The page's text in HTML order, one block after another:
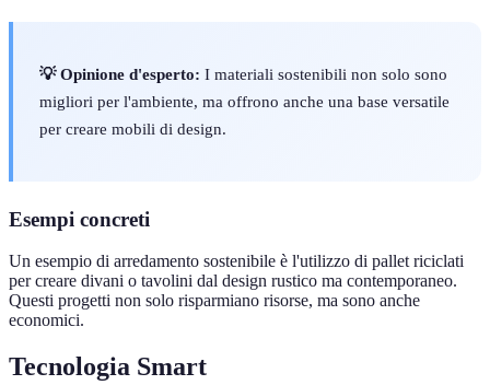
💡 Opinione d'esperto: I materiali sostenibili non solo sono
migliori per l'ambiente, ma offrono anche una base versatile
per creare mobili di design.
Esempi concreti
Un esempio di arredamento sostenibile è l'utilizzo di pallet riciclati
per creare divani o tavolini dal design rustico ma contemporaneo.
Questi progetti non solo risparmiano risorse, ma sono anche
economici.
Tecnologia Smart